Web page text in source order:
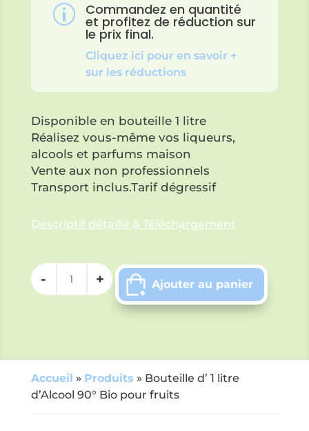
p Commandez en quantité
et profitez de réduction sur
le prix final.
Cliquez ici pour en savoir +
sur les réductions
Disponible en bouteille 1 litre
Réalisez vous-même vos liqueurs,
alcools et parfums maison
Vente aux non professionnels
Transport inclus.Tarif dégressif
Descriptif détaillé & Téléchargement
d'Alcool
Ajouter au panier
Accueil » Produits » Bouteille d’ 1 litre
d’Alcool 90° Bio pour fruits